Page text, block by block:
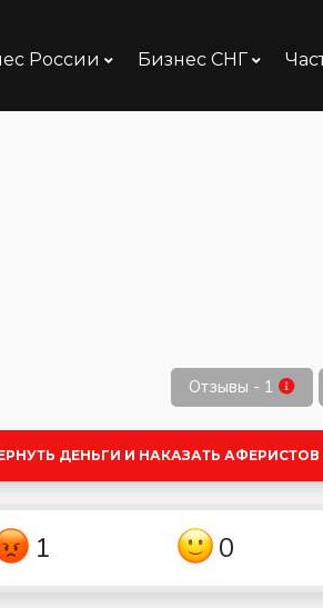
России Бизнес СНГ
Отзывы - 1
ДЕНЬГИ И НАКАЗАТЬ АФЕРИСТОВ
1 0